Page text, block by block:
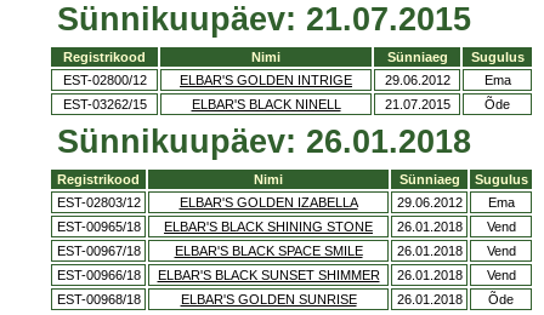
Sünnikuupäev: 21.07.2015
Registrikood Nimi Sünniaeg
Sugulus
EST-02800/12
ELBAR'S GOLDEN INTRIGE 29.06.2012
Ema
EST-03262/15
ELBAR'S BLACK NINELL 21.07.2015 Õde
Sünnikuupäev: 26.01.2018
Registrikood Nimi Sünniaeg
Sugulus
EST-02803/12
ELBAR'S GOLDEN IZABELLA 29.06.2012
Ema
EST-00965/18
ELBAR'S BLACK SHINING STONE 26.01.2018
Vend
EST-00967/18
ELBAR'S BLACK SPACE SMILE 26.01.2018
Vend
EST-00966/18
ELBAR'S BLACK SUNSET SHIMMER 26.01.2018
Vend
EST-00968/18
ELBAR'S GOLDEN SUNRISE 26.01.2018 Õde